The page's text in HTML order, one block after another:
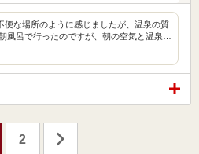
便な場所のように感じましたが、温泉の質
風呂で行ったのですが、朝の空気と温泉…
2